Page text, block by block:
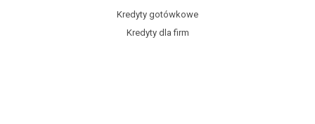
Kredyty gotówkowe
Kredyty dla firm